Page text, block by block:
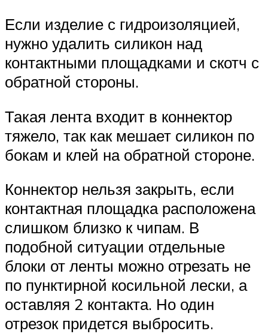
Если изделие с гидроизоляцией,
нужно удалить силикон над
контактными площадками и скотч с
обратной стороны.
Такая лента входит в коннектор
тяжело, так как мешает силикон по
бокам и клей на обратной стороне.
Коннектор нельзя закрыть, если
контактная площадка расположена
слишком близко к чипам. В
подобной ситуации отдельные
блоки от ленты можно отрезать не
по пунктирной косильной лески, а
оставляя 2 контакта. Но один
отрезок придется выбросить.